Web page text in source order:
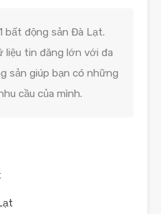
bất động sản Đà Lạt.
liệu tin đăng lớn với đa
sản giúp bạn có những
cầu của mình.